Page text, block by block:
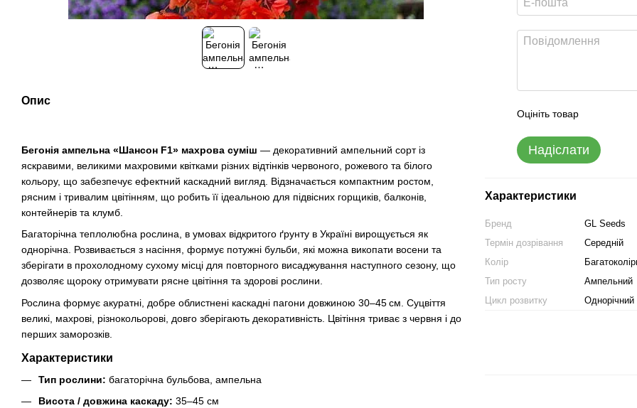
Опис
Бегонія ампельна «Шансон F1» махрова суміш — декоративний ампельний сорт із
яскравими, великими махровими квітками різних відтінків червоного, рожевого та білого
кольору, що забезпечує ефектний каскадний вигляд. Відзначається компактним ростом,
рясним і тривалим цвітінням, що робить її ідеальною для підвісних горщиків, балконів,
контейнерів та клумб.
Багаторічна теплолюбна рослина, в умовах відкритого ґрунту в Україні вирощується як
однорічна. Розвивається з насіння, формує потужні бульби, які можна викопати восени та
зберігати в прохолодному сухому місці для повторного висаджування наступного сезону, що
дозволяє щороку отримувати рясне цвітіння та здорові рослини.
Рослина формує акуратні, добре облистнені каскадні пагони довжиною 30–45 см. Суцвіття
великі, махрові, різнокольорові, довго зберігають декоративність. Цвітіння триває з червня і до
перших заморозків.
Характеристики
Тип рослини: багаторічна бульбова, ампельна
Висота / довжина каскаду: 35–45 см
Оцініть товар
Надіслати
Характеристики
Бренд
GL Seeds
Термін дозрівання
Середній
Колір
Тип росту
Ампельний
Цикл розвитку
Однорічний